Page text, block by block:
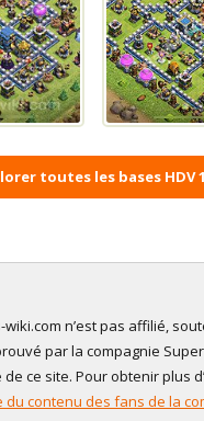
toutes les bases HDV
n’est pas affilié,
par la compagnie
ce site. Pour obtenir plus
du contenu des fans de la